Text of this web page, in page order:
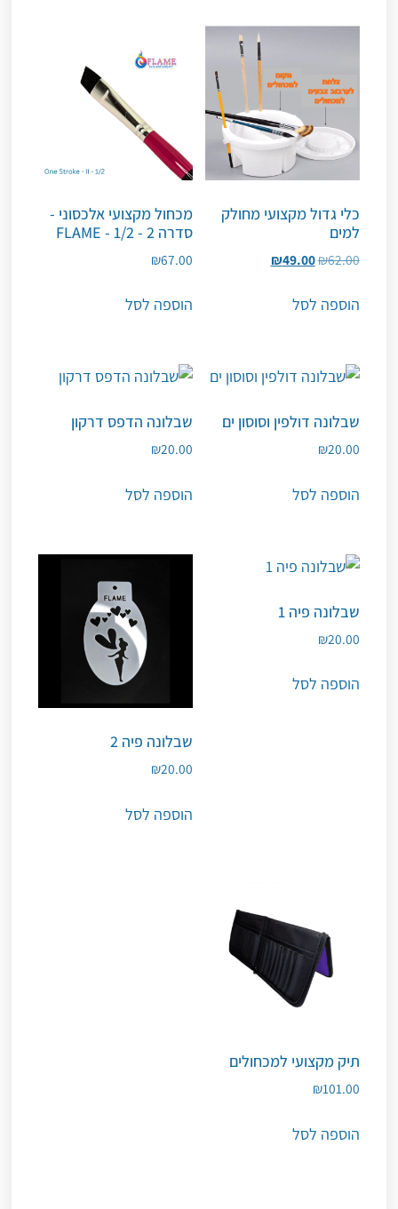
כלי גדול מקצועי מחולק
למים
₪62.00
₪49.00
הוספה לסל
מכחול מקצועי אלכסוני -
סדרה 2 - 1/2 - FLAME
₪67.00
הוספה לסל
שבלונה דולפין וסוסון ים
₪20.00
הוספה לסל
שבלונה הדפס דרקון
₪20.00
הוספה לסל
שבלונה פיה 1
₪20.00
הוספה לסל
שבלונה פיה 2
₪20.00
הוספה לסל
תיק מקצועי למכחולים
₪101.00
הוספה לסל